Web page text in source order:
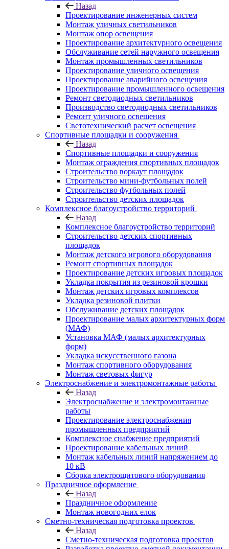
Назад
Проектирование инженерных систем
Монтаж уличных светильников
Монтаж опор освещения
Проектирование архитектурного освещения
Обслуживание сетей наружного освещения
Монтаж промышленных светильников
Проектирование уличного освещения
Проектирование аварийного освещения
Проектирование промышленного освещения
Ремонт светодиодных светильников
Производство светодиодных светильников
Ремонт уличного освещения
Светотехнический расчет освещения
Спортивные площадки и сооружения
Назад
Спортивные площадки и сооружения
Монтаж ограждения спортивных площадок
Строительство воркаут площадок
Строительство мини-футбольных полей
Строительство футбольных полей
Строительство детских площадок
Комплексное благоустройство территорий
Назад
Комплексное благоустройство территорий
Строительство детских спортивных
площадок
Монтаж детского игрового оборудования
Ремонт спортивных площадок
Проектирование детских игровых площадок
Укладка покрытия из резиновой крошки
Монтаж детских игровых комплексов
Укладка резиновой плитки
Обслуживание детских площадок
Проектирование малых архитектурных форм
(МАФ)
Установка МАФ (малых архитектурных
форм)
Укладка искусственного газона
Монтаж спортивного оборудования
Монтаж световых фигур
Электроснабжение и электромонтажные работы
Назад
Электроснабжение и электромонтажные
работы
Проектирование электроснабжения
промышленных предприятий
Комплексное снабжение предприятий
Проектирование кабельных линий
Монтаж кабельных линий напряжением до
10 кВ
Сборка электрощитового оборудования
Праздничное оформление
Назад
Праздничное оформление
Монтаж новогодних елок
Сметно-техническая подготовка проектов
Назад
Сметно-техническая подготовка проектов